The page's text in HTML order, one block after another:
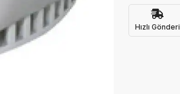
Hızlı Gönderi